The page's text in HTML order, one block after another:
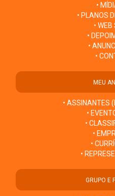
•
• PLANOS
• WEB
•
•
•
MEU
• ASSINANTES
•
•
•
•
•
GRUPO E